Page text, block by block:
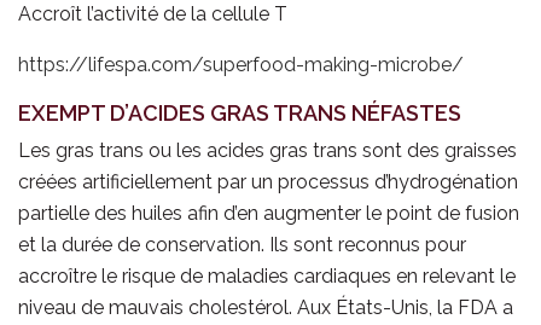
Accroît l’activité de la cellule T
https://lifespa.com/superfood-making-microbe/
EXEMPT D’ACIDES GRAS TRANS NÉFASTES
Les gras trans ou les acides gras trans sont des graisses
créées artificiellement par un processus d’hydrogénation
partielle des huiles afin d’en augmenter le point de fusion
et la durée de conservation. Ils sont reconnus pour
accroître le risque de maladies cardiaques en relevant le
niveau de mauvais cholestérol. Aux États-Unis, la FDA a